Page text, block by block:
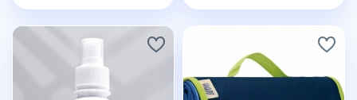
вентил_отпуг_мск